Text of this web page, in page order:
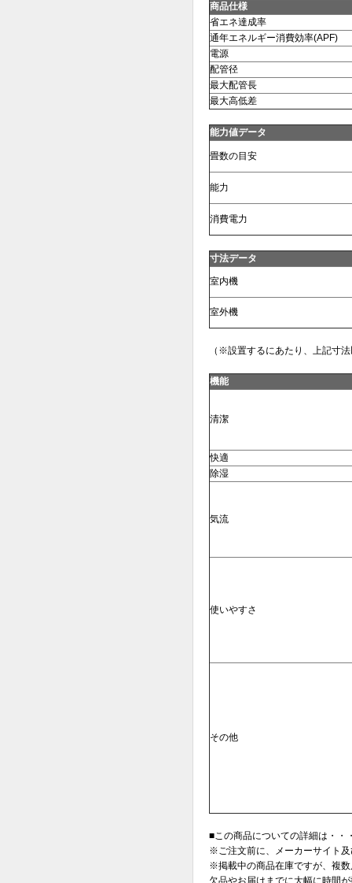
商品仕様
省エネ達成率
通年エネルギー消費効率(APF)
電源
配管径
最大配管長
最大高低差
能力値データ
畳数の目安
能力
消費電力
寸法データ
室内機
室外機
（※設置するにあたり、上記寸
機能
清潔
快適
除湿
気流
使いやすさ
その他
■この商品についての詳細は・
※ご注文前に、メーカーサイト
※掲載中の商品在庫ですが、複
欠品やお届けまでに大幅に時間